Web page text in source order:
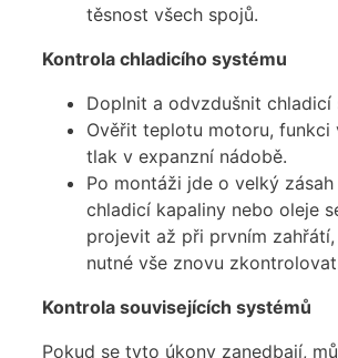
těsnost všech spojů.
Kontrola chladicího systému
Doplnit a odvzdušnit chladicí
Ověřit teplotu motoru, funkci
tlak v expanzní nádobě.
Po montáži jde o velký zásah
chladicí kapaliny nebo oleje
projevit až při prvním
nutné vše znovu
Kontrola souvisejících systémů
Pokud se tyto úkony zanedbají,